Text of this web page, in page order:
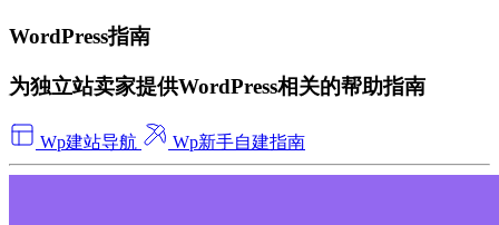
WordPress指南
为独立站卖家提供WordPress相关的帮助指南
Wp建站导航 Wp新手自建指南